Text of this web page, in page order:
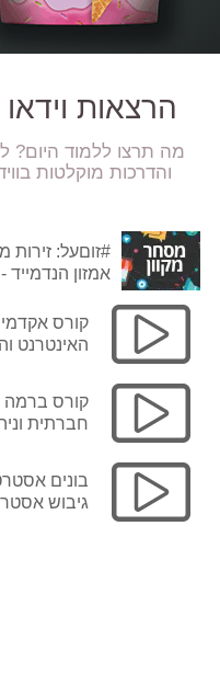
הרצאות
מה תרצו ללמוד היום?
והדרכות מוקלטות
#זוםעל: זירות
אמזון
קורס
האינטרנט
קורס ברמה
חברתית
בונים
גיבוש